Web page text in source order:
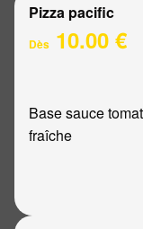
Pizza pacific
Dès 10.00 €
Base sauce
fraîche